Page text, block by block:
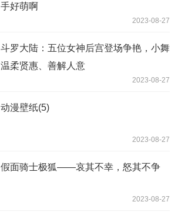
手好萌啊
2023-08-27
斗罗大陆：五位女神后宫登场争艳，小舞
温柔贤惠、善解人意
2023-08-27
动漫壁纸(5)
2023-08-27
假面骑士极狐——哀其不幸，怒其不争
2023-08-27